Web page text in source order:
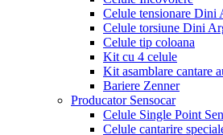
Celule tensionare Dini
Celule torsiune Dini
Celule tip coloana
Kit cu 4 celule
Kit asamblare cantare
Bariere Zenner
Producator Sensocar
Celule Single Point
Celule cantarire